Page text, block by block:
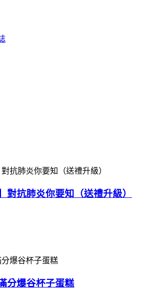
對抗肺炎你要知（送禮升級）
分爆谷杯子蛋糕